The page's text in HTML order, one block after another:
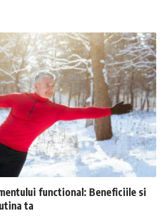
functional: Beneficiile si
ta